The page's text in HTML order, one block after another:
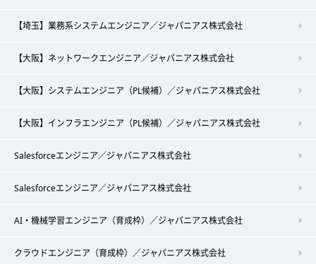
【埼玉】業務系システムエンジニア／ジャパニアス株式会社
【大阪】ネットワークエンジニア／ジャパニアス株式会社
【大阪】システムエンジニア（PL候補）／ジャパニアス株式会社
【大阪】インフラエンジニア（PL候補）／ジャパニアス株式会社
Salesforceエンジニア／ジャパニアス株式会社
Salesforceエンジニア／ジャパニアス株式会社
AI・機械学習エンジニア（育成枠）／ジャパニアス株式会社
クラウドエンジニア（育成枠）／ジャパニアス株式会社